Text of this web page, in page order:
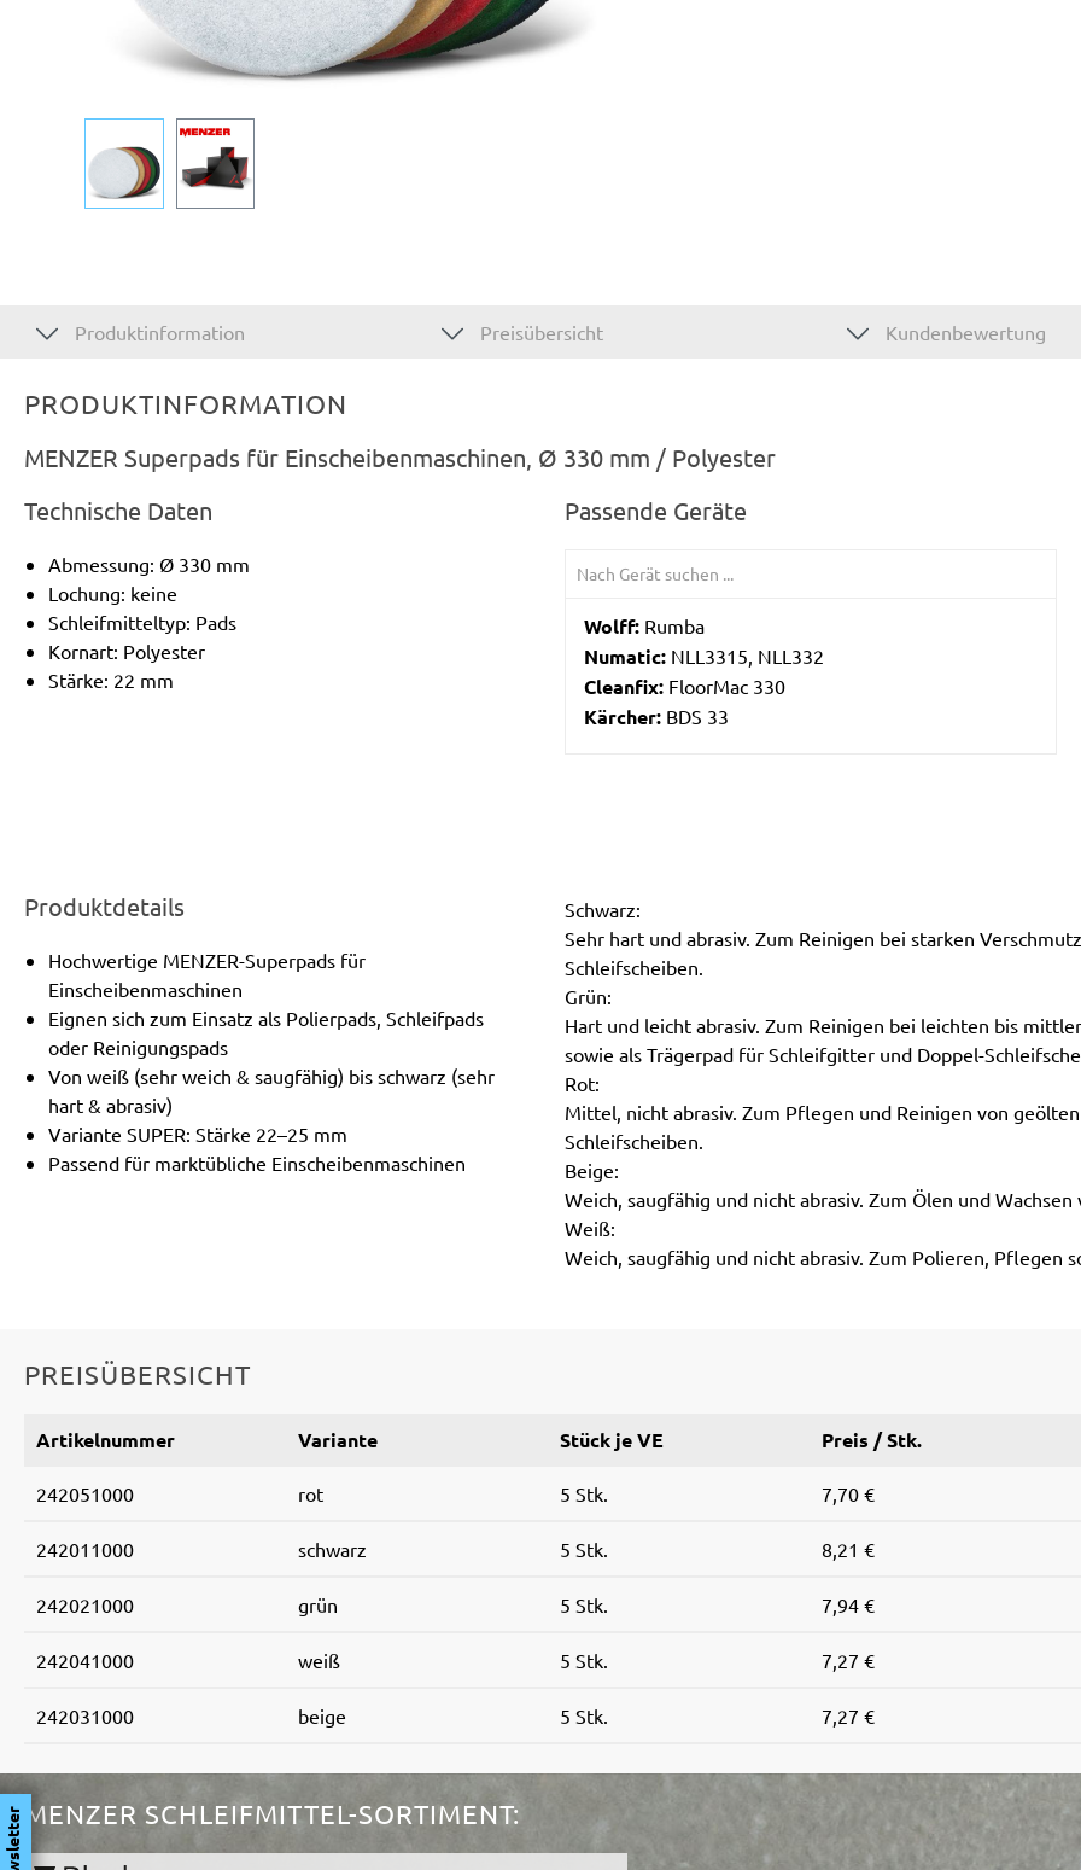
Produktinformation Preisübersicht Kundenbewertung
PRODUKTINFORMATION
MENZER Superpads für Einscheibenmaschinen, Ø 330 mm / Polyester
Technische Daten
Abmessung: Ø 330 mm
Lochung: keine
Schleifmitteltyp: Pads
Kornart: Polyester
Stärke: 22 mm
Passende Geräte
Wolff: Rumba
Numatic: NLL3315, NLL332
Cleanfix: FloorMac 330
Kärcher: BDS 33
Produktdetails
Hochwertige MENZER-Superpads für
Einscheibenmaschinen
Eignen sich zum Einsatz als Polierpads, Schleifpads
oder Reinigungspads
Von weiß (sehr weich & saugfähig) bis schwarz (sehr
hart & abrasiv)
Variante SUPER: Stärke 22–25 mm
Passend für marktübliche Einscheibenmaschinen
Schwarz:
Sehr hart und abrasiv. Zum Reinigen bei starken
Schleifscheiben.
Grün:
Hart und leicht abrasiv. Zum Reinigen bei leichten bis
sowie als Trägerpad für Schleifgitter und Doppel-
Rot:
Mittel, nicht abrasiv. Zum Pflegen und Reinigen von
Schleifscheiben.
Beige:
Weich, saugfähig und nicht abrasiv. Zum Ölen und
Weiß:
Weich, saugfähig und nicht abrasiv. Zum Polieren, Pflegen
PREISÜBERSICHT
Artikelnummer Variante Stück je VE Preis / Stk.
242051000 rot 5 Stk. 7,70 €
242011000 schwarz 5 Stk. 8,21 €
242021000 grün 5 Stk. 7,94 €
242041000 weiß 5 Stk. 7,27 €
242031000 beige 5 Stk. 7,27 €
MENZER SCHLEIFMITTEL-SORTIMENT:
Newsletter